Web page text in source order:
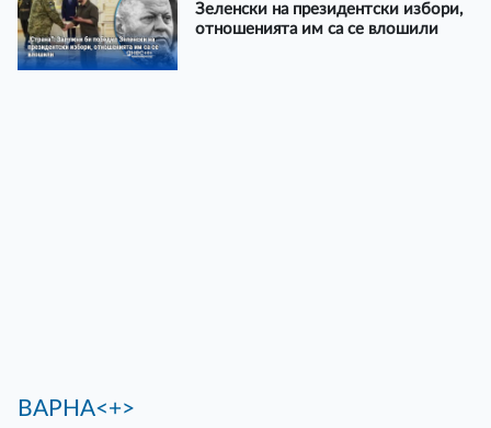
Зеленски на президентски избори,
отношенията им са се влошили
ВАРНА<+>